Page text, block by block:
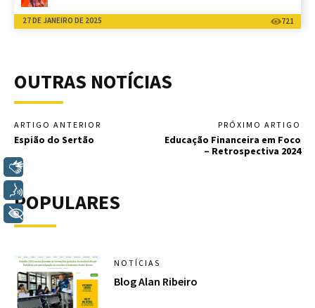
27 DE JANEIRO DE 2025 721
OUTRAS NOTÍCIAS
ARTIGO ANTERIOR
Espião do Sertão
PRÓXIMO ARTIGO
Educação Financeira em Foco
– Retrospectiva 2024
POPULARES
NOTÍCIAS
Blog Alan Ribeiro
+ Acessibilidade